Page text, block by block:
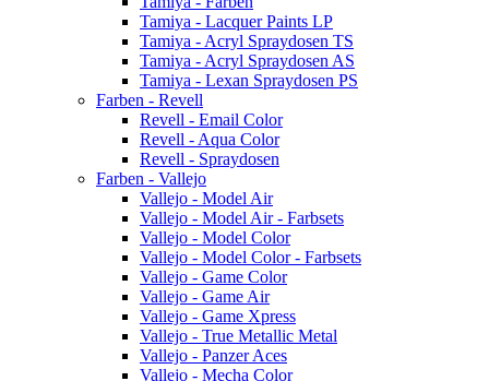
Tamiya - Lacquer Paints LP
Tamiya - Acryl Spraydosen TS
Tamiya - Acryl Spraydosen AS
Tamiya - Lexan Spraydosen PS
Farben - Revell
Revell - Email Color
Revell - Aqua Color
Revell - Spraydosen
Farben - Vallejo
Vallejo - Model Air
Vallejo - Model Air - Farbsets
Vallejo - Model Color
Vallejo - Model Color - Farbsets
Vallejo - Game Color
Vallejo - Game Air
Vallejo - Game Xpress
Vallejo - True Metallic Metal
Vallejo - Panzer Aces
Vallejo - Mecha Color